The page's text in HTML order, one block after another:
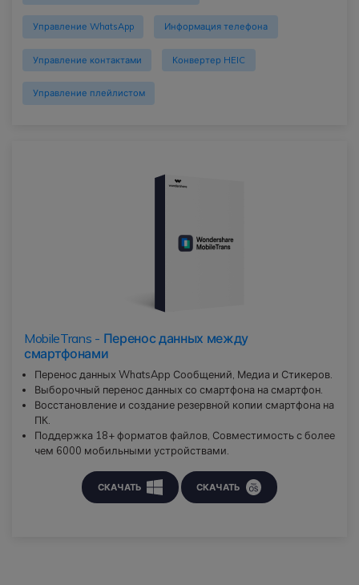
Управление WhatsApp Информация телефона
Управление контактами Конвертер HEIC
Управление плейлистом
MobileTrans - Перенос данных между
смартфонами
Перенос данных WhatsApp Сообщений, Медиа и Стикеров.
Выборочный перенос данных со смартфона на смартфон.
Восстановление и создание резервной копии смартфона на
ПК.
Поддержка 18+ форматов файлов, Совместимость с более
чем 6000 мобильными устройствами.
СКАЧАТЬ СКАЧАТЬ